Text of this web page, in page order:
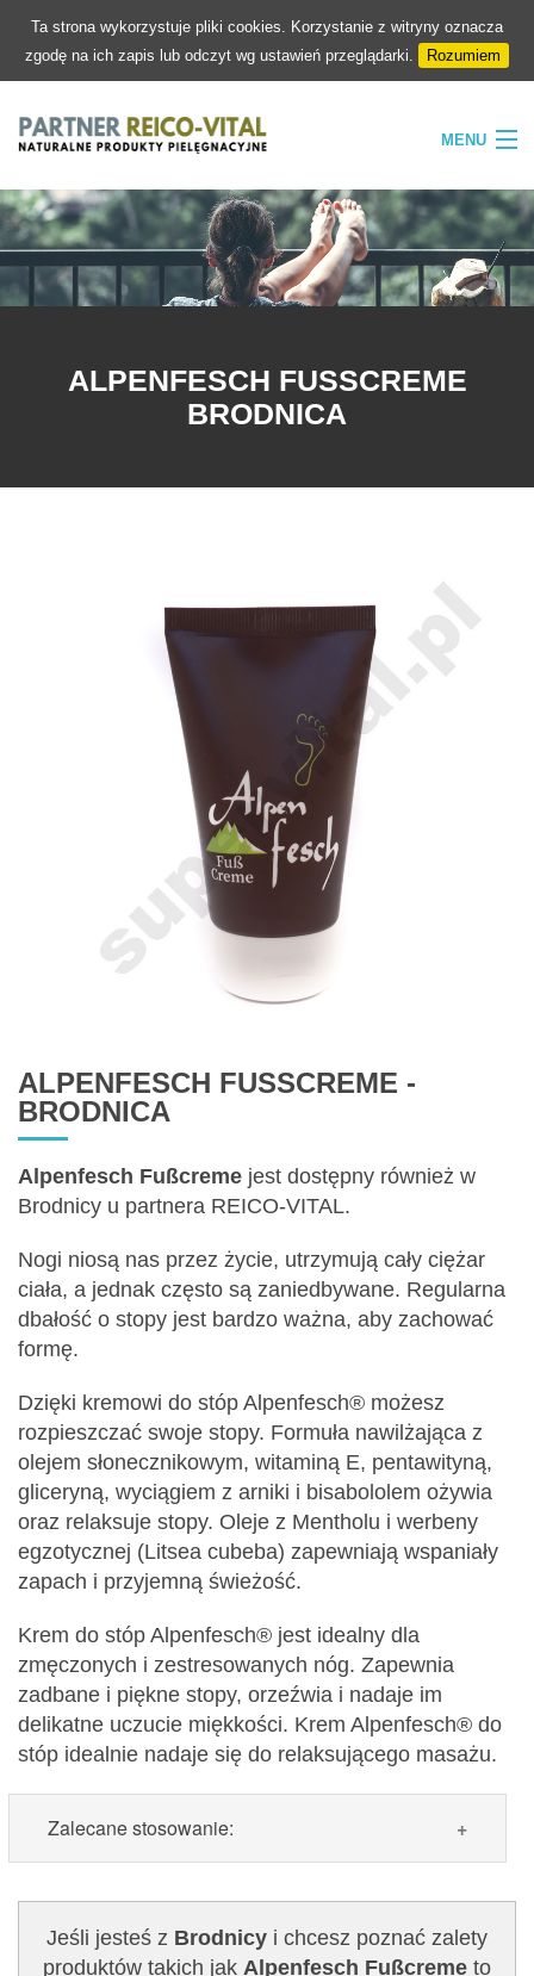
Ta strona wykorzystuje pliki cookies. Korzystanie z witryny oznacza
zgodę na ich zapis lub odczyt wg ustawień przeglądarki.
Rozumiem
MENU
HOME
FIRMA
NATURA
ALPENFESCH FUSSCREME
BRODNICA
ALPENFESCH FUSSCREME - B
RODNICA
Alpenfesch Fußcreme jest dostępny również w
Brodnicy u partnera REICO-VITAL.
Nogi niosą nas przez życie, utrzymują cały ciężar
ciała, a jednak często są zaniedbywane. Regularna
dbałość o stopy jest bardzo ważna, aby zachować
formę.
Dzięki kremowi do stóp Alpenfesch® możesz
rozpieszczać swoje stopy. Formuła nawilżająca z
olejem słonecznikowym, witaminą E, pentawityną,
gliceryną, wyciągiem z arniki i bisabololem ożywia
oraz relaksuje stopy. Oleje z Mentholu i werbeny
egzotycznej (Litsea cubeba) zapewniają wspaniały
zapach i przyjemną świeżość.
Krem do stóp Alpenfesch® jest idealny dla
zmęczonych i zestresowanych nóg. Zapewnia
zadbane i piękne stopy, orzeźwia i nadaje im
delikatne uczucie miękkości. Krem Alpenfesch® do
stóp idealnie nadaje się do relaksującego masażu.
Zalecane stosowanie:
stóp Alpenfesch® i delikatnie wmasować.
Jeśli jesteś z Brodnicy i chcesz poznać zalety
produktów takich jak Alpenfesch Fußcreme to